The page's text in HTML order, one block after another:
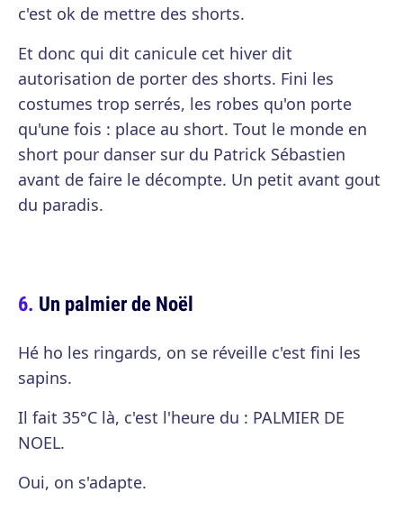
c'est ok de mettre des shorts.
Et donc qui dit canicule cet hiver dit
autorisation de porter des shorts. Fini les
costumes trop serrés, les robes qu'on porte
qu'une fois : place au short. Tout le monde en
short pour danser sur du Patrick Sébastien
avant de faire le décompte. Un petit avant gout
du paradis.
Un palmier de Noël
Hé ho les ringards, on se réveille c'est fini les
sapins.
Il fait 35°C là, c'est l'heure du : PALMIER DE
NOEL.
Oui, on s'adapte.